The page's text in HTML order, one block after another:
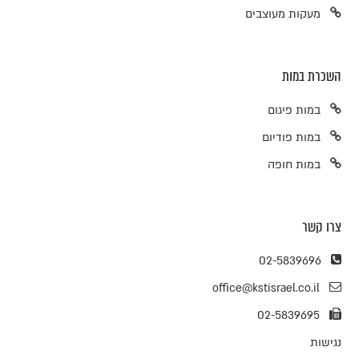
מעקות מעוצבים
השכרת במות
במות פיגום
במות פודיום
במות חופה
צרו קשר
02-5839696
office@kstisrael.co.il
02-5839695
נגישות